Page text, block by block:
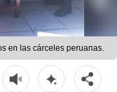
en las cárceles peruanas.